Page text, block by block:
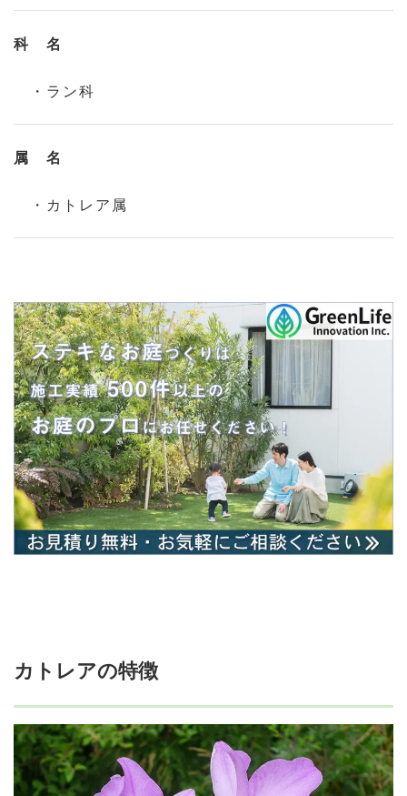
科 名
・ラン科
属 名
・カトレア属
カトレアの特徴